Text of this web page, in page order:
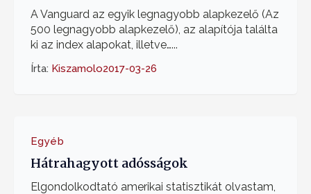
A Vanguard az egyik legnagyobb alapkezelő (Az
500 legnagyobb alapkezelő), az alapítója találta
ki az index alapokat, illetve…...
Írta: Kiszamolo2017-03-26
Egyéb
Hátrahagyott adósságok
Elgondolkodtató amerikai statisztikát olvastam,